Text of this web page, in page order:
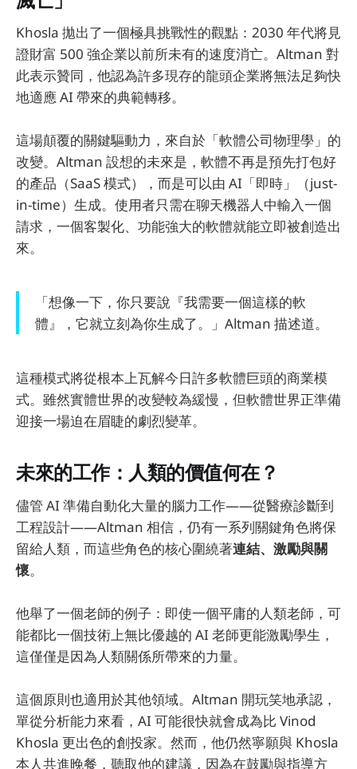
Khosla 拋出了一個極具挑戰性的觀點：2030 年代將見
證財富 500 強企業以前所未有的速度消亡。Altman 對
此表示贊同，他認為許多現存的龍頭企業將無法足夠快
地適應 AI 帶來的典範轉移。
這場顛覆的關鍵驅動力，來自於「軟體公司物理學」的
改變。Altman 設想的未來是，軟體不再是預先打包好
的產品（SaaS 模式），而是可以由 AI「即時」（just-
in-time）生成。使用者只需在聊天機器人中輸入一個
請求，一個客製化、功能強大的軟體就能立即被創造出
來。
「想像一下，你只要說『我需要一個這樣的軟
體』，它就立刻為你生成了。」Altman 描述道。
這種模式將從根本上瓦解今日許多軟體巨頭的商業模
式。雖然實體世界的改變較為緩慢，但軟體世界正準備
迎接一場迫在眉睫的劇烈變革。
未來的工作：人類的價值何在？
儘管 AI 準備自動化大量的腦力工作——從醫療診斷到
工程設計——Altman 相信，仍有一系列關鍵角色將保
留給人類，而這些角色的核心圍繞著連結、激勵與關
懷。
他舉了一個老師的例子：即使一個平庸的人類老師，可
能都比一個技術上無比優越的 AI 老師更能激勵學生，
這僅僅是因為人類關係所帶來的力量。
這個原則也適用於其他領域。Altman 開玩笑地承認，
單從分析能力來看，AI 可能很快就會成為比 Vinod
Khosla 更出色的創投家。然而，他仍然寧願與 Khosla
本人共進晚餐，聽取他的建議，因為在鼓勵與指導方